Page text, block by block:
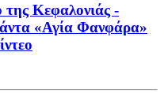
Κεφαλονιάς -
«Αγία Φανφάρα»